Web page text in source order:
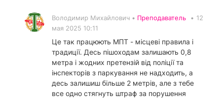
Володимир Михайлович • Преподаватель • 12
мая 2025 10:11
Це так працюють МПТ - місцеві правила і
традиції. Десь пішоходам залишають 0,8
метра і жодних претензій від поліції та
інспекторів з паркування не надходить, а
десь залишиш більше 2 метрів, але з тебе
все одно стягнуть штраф за порушення